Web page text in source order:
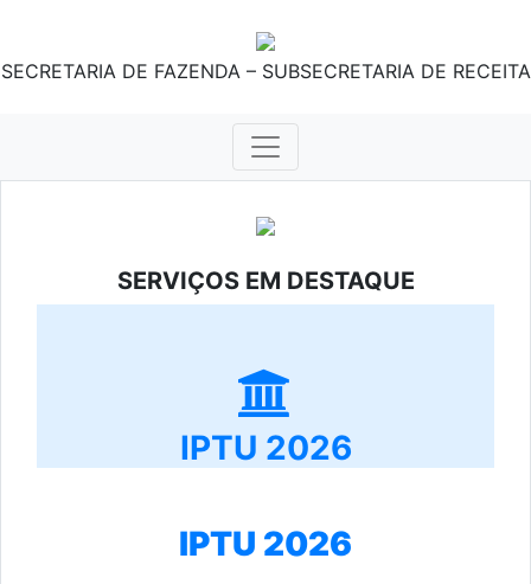
SECRETARIA DE FAZENDA – SUBSECRETARIA DE RECEITA
SERVIÇOS EM DESTAQUE
IPTU 2026
IPTU 2026